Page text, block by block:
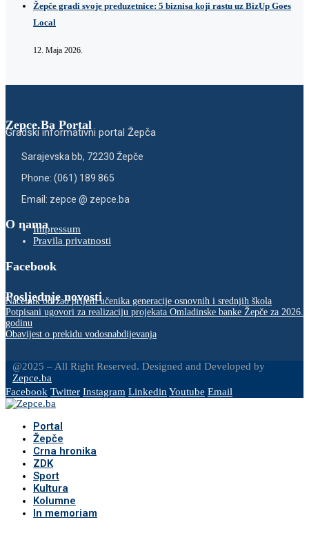
Žepče gradi svoje preduzetnice: 5 biznisa koji rastu uz BizUp Goes
Local
12. Maja 2026.
Zepce.Ba Portal
Gradski informativni portal Žepča
Sarajevska bb, 72230 Žepče
Phone: (061) 189 865
Email: zepce @ zepce.ba
O namaImpressum
Pravila privatnosti
Facebook
Posljednje novosti
Načelnik održao prijem učenika generacije osnovnih i srednjih škola
Potpisani ugovori za realizaciju projekata Omladinske banke Žepče za 2026.
godinu
Obavijest o prekidu vodosnabdijevanja
@2025 – All Right Reserved. Designed and Developed by
Zepce.ba
Facebook Twitter Instagram Linkedin Youtube Email
Portal
Žepče
Crna hronika
ZDK
Sport
Kultura
Kolumne
In memoriam